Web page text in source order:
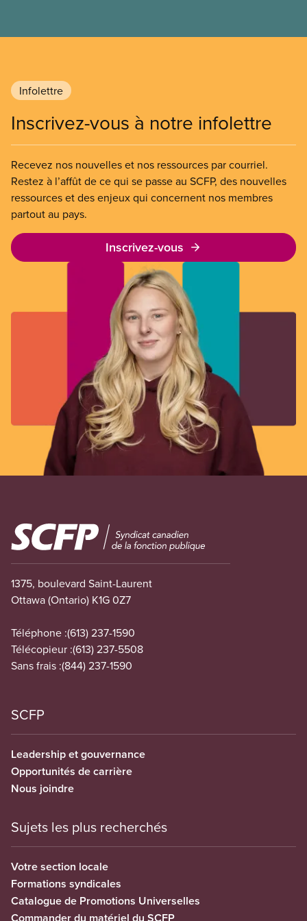
Infolettre
Inscrivez-vous à notre infolettre
Recevez nos nouvelles et nos ressources par courriel.
Restez à l’affût de ce qui se passe au SCFP, des nouvelles
ressources et des enjeux qui concernent nos membres
partout au pays.
Inscrivez-vous
Image
1375, boulevard Saint-Laurent
Ottawa (Ontario) K1G 0Z7
Téléphone :(613) 237-1590
Télécopieur :(613) 237-5508
Sans frais :(844) 237-1590
SCFP
Leadership et gouvernance
Opportunités de carrière
Nous joindre
Sujets les plus recherchés
Votre section locale
Formations syndicales
Catalogue de Promotions Universelles
Commander du matériel du SCFP